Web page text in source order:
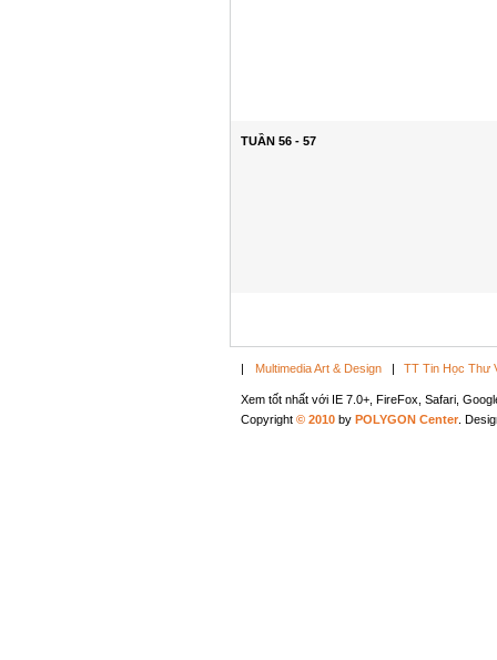
TUẦN 56 - 57
| Multimedia Art & Design | TT Tin Học Thư
Xem tốt nhất với IE 7.0+, FireFox, Safari,
Copyright © 2010 by POLYGON Center .